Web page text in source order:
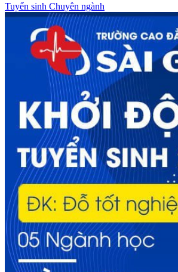
Tuyển sinh Chuyên ngành